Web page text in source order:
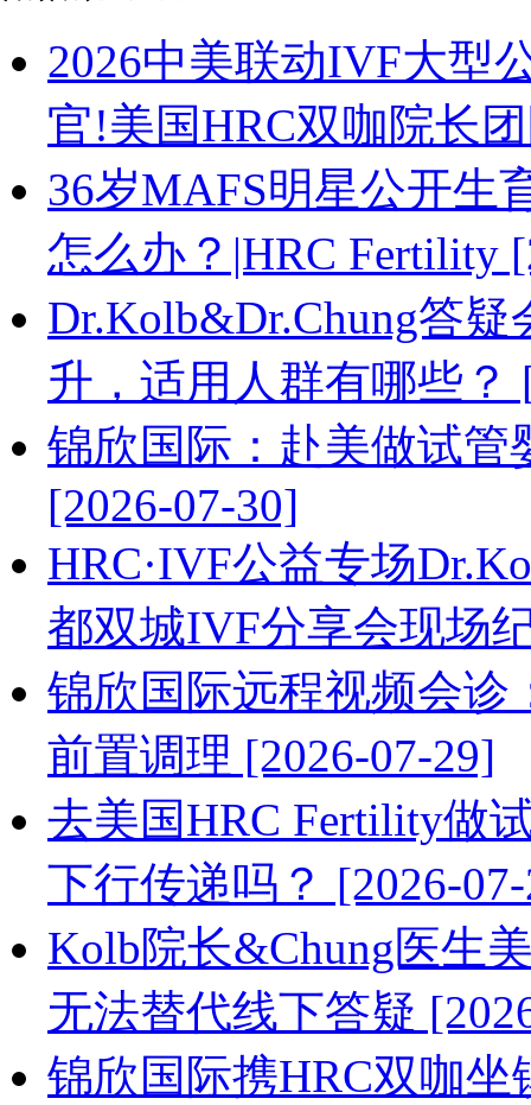
2026中美联动IVF大型
官!美国HRC双咖院长
36岁MAFS明星公开生
怎么办？|HRC Fertility
Dr.Kolb&Dr.Chung答
升，适用人群有哪些？
锦欣国际：赴美做试管
[2026-07-30]
HRC·IVF公益专场
都双城IVF分享会现场
锦欣国际远程视频会诊
前置调理 [2026-07-29]
去美国HRC Fertility做
下行传递吗？ [2026-
Kolb院长&Chung医生
无法替代线下答疑
锦欣国际携HRC双咖